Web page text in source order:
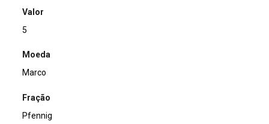
Valor
5
Moeda
Marco
Fração
Pfennig